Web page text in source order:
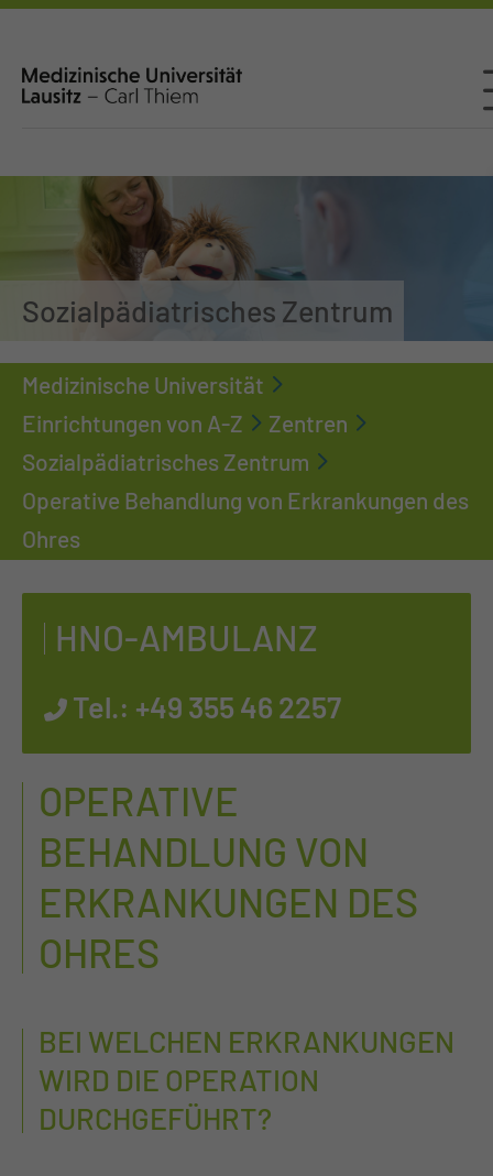
Sozialpädiatrisches Zentrum
Medizinische Universität
Einrichtungen von A-Z
Zentren
Sozialpädiatrisches Zentrum
Operative Behandlung von Erkrankungen des
Ohres
HNO-AM­BU­LANZ
Tel.: +49 355 46 2257
OPERATIVE
BEHANDLUNG VON
ERKRANKUNGEN DES
OHRES
BEI WELCHEN ERKRANKUNGEN
WIRD DIE OPERATION
DURCHGEFÜHRT?